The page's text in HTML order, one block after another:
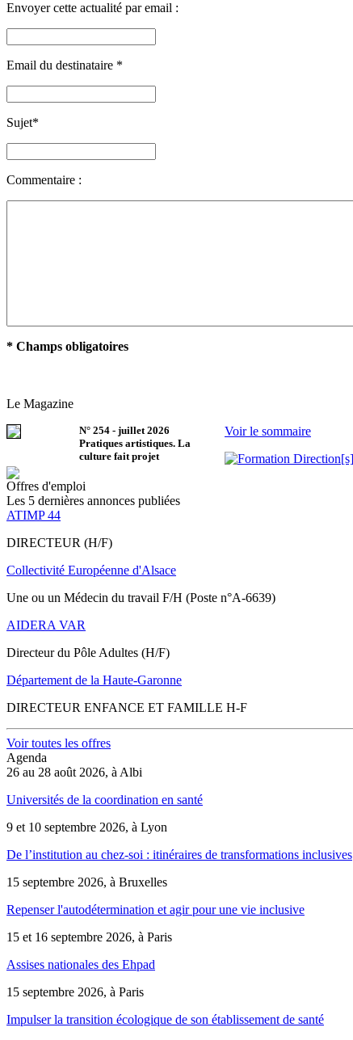
Envoyer cette actualité par email :
Email du destinataire *
Sujet*
Commentaire :
* Champs obligatoires
Le Magazine
N° 254 - juillet 2026
Pratiques artistiques. La
culture fait projet
Voir le sommaire
Offres d'emploi
Les 5 dernières annonces publiées
ATIMP 44
DIRECTEUR (H/F)
Collectivité Européenne d'Alsace
Une ou un Médecin du travail F/H (Poste n°A-6639)
AIDERA VAR
Directeur du Pôle Adultes (H/F)
Département de la Haute-Garonne
DIRECTEUR ENFANCE ET FAMILLE H-F
Voir toutes les offres
Agenda
26 au 28 août 2026, à Albi
Universités de la coordination en santé
9 et 10 septembre 2026, à Lyon
De l’institution au chez-soi : itinéraires de transformations inclusives
15 septembre 2026, à Bruxelles
Repenser l'autodétermination et agir pour une vie inclusive
15 et 16 septembre 2026, à Paris
Assises nationales des Ehpad
15 septembre 2026, à Paris
Impulser la transition écologique de son établissement de santé